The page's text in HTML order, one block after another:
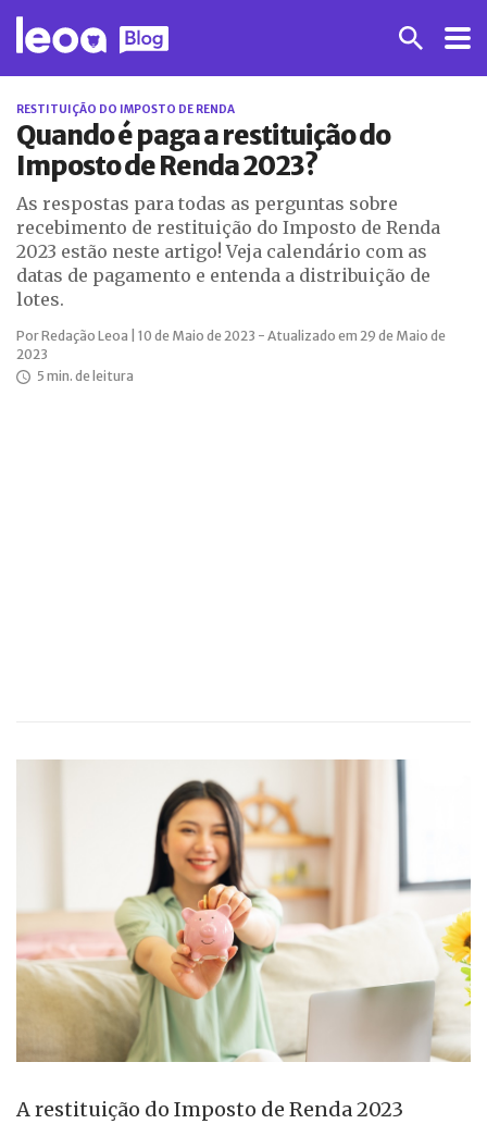
RESTITUIÇÃO DO IMPOSTO DE RENDA
Quando é paga a restituição do
Imposto de Renda 2023?
As respostas para todas as perguntas sobre
recebimento de restituição do Imposto de Renda
2023 estão neste artigo! Veja calendário com as
datas de pagamento e entenda a distribuição de
lotes.
Por Redação Leoa | 10 de Maio de 2023 - Atualizado em 29 de Maio de
2023
5 min. de leitura
A restituição do Imposto de Renda 2023